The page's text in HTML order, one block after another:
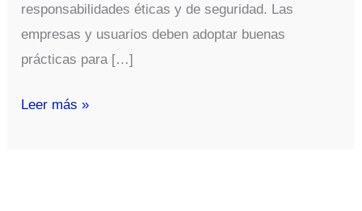
responsabilidades éticas y de seguridad. Las
empresas y usuarios deben adoptar buenas
prácticas para […]
Uso
Leer más »